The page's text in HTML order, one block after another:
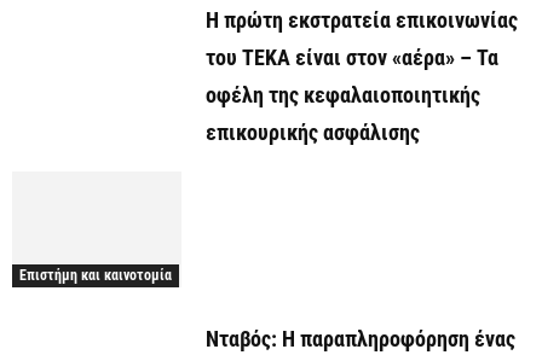
Η πρώτη εκστρατεία επικοινωνίας
του ΤΕΚΑ είναι στον «αέρα» – Τα
οφέλη της κεφαλαιοποιητικής
επικουρικής ασφάλισης
Επιστήμη και καινοτομία
Νταβός: Η παραπληροφόρηση ένας